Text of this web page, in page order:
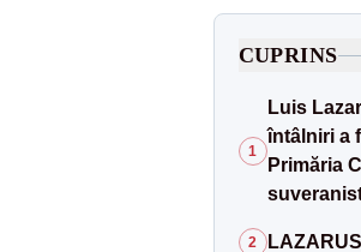
CUPRINS
1
Luis
întâlniri a
Primăria
2